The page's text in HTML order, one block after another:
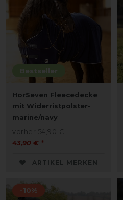
Bestseller
HorSeven Fleecedecke
mit Widerristpolster-
marine/navy
vorher 54,90 €
43,90 € *
ARTIKEL MERKEN
-10%